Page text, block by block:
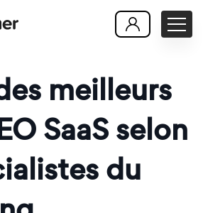
meilleurs
SaaS selon
du